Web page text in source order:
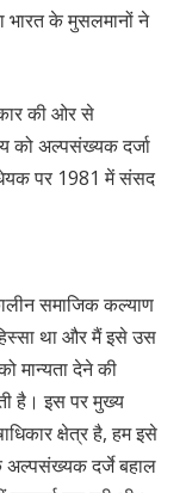
भारत के मुसलमानों ने
की ओर से
को अल्पसंख्यक दर्जा
पर 1981 में संसद
समाजिक कल्याण
था और मैं इसे उस
मान्यता देने की
है। इस पर मुख्य
क्षेत्र है, हम इसे
अल्पसंख्यक दर्जे बहाल